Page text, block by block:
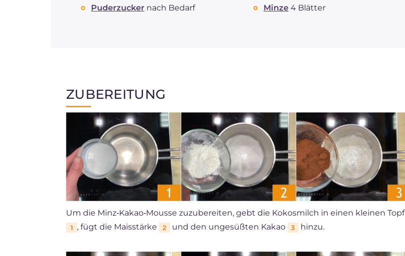
Puderzucker nach Bedarf Minze 4 Blätter
ZUBEREITUNG
Um die Minz‑Kakao‑Mousse zuzubereiten, gebt die Kokosmilch in einen kleinen Topf
1 , fügt die Maisstärke 2 und den ungesüßten Kakao 3 hinzu.